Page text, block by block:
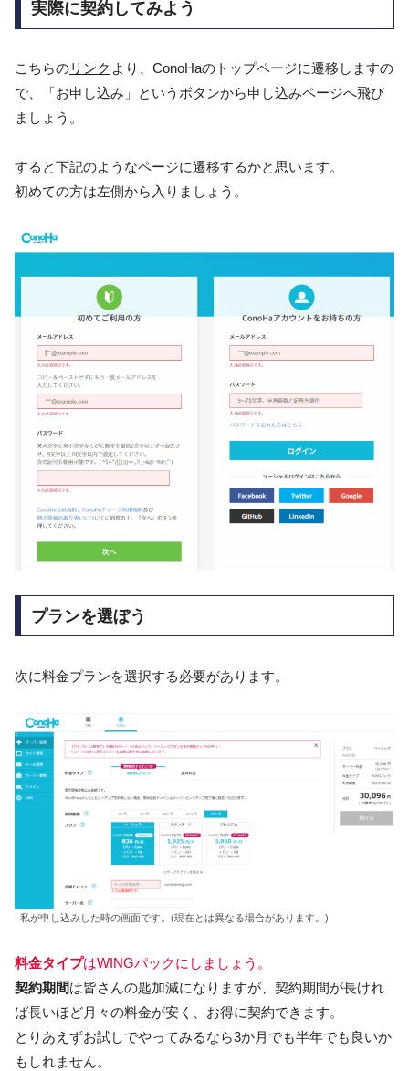
実際に契約してみよう
こちらのリンク より、ConoHaのトップページに遷移しますの
で、「お申し込み」というボタンから申し込みページへ飛び
ましょう。
すると下記のようなページに遷移するかと思います。
初めての方は左側から入りましょう。
プランを選ぼう
次に料金プランを選択する必要があります。
私が申し込みした時の画面です。(現在とは異なる場合があります。)
料金タイプはWINGパックにしましょう。
契約期間は皆さんの匙加減になりますが、契約期間が長けれ
ば長いほど月々の料金が安く、お得に契約できます。
とりあえずお試しでやってみるなら3か月でも半年でも良いか
もしれません。